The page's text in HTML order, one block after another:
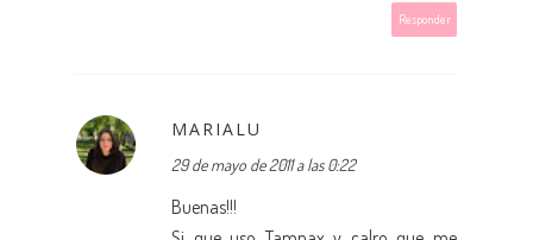
Responder
MARIALU
29 de mayo de 2011 a las 0:22
Buenas!!!